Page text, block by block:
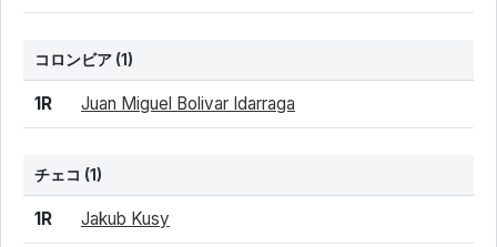
コロンビア (1)
結果 シード 選手名
1R Juan Miguel Bolivar Idarraga
チェコ (1)
結果 シード 選手名
1R Jakub Kusy